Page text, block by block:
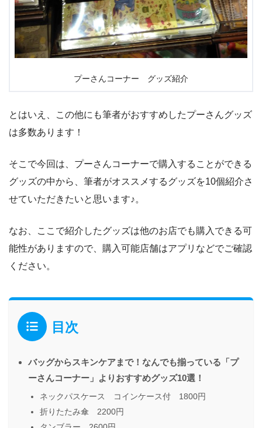
プーさんコーナー グッズ紹介
とはいえ、この他にも筆者がおすすめしたプーさんグッズ
は多数あります！
そこで今回は、プーさんコーナーで購入することができる
グッズの中から、筆者がオススメするグッズを10個紹介さ
せていただきたいと思います♪。
なお、ここで紹介したグッズは他のお店でも購入できる可
能性がありますので、購入可能店舗はアプリなどでご確認
ください。
目次
バッグからスキンケアまで！なんでも揃っている「プ
ーさんコーナー」よりおすすめグッズ10選！
ネックパスケース コインケース付 1800円
折りたたみ傘 2200円